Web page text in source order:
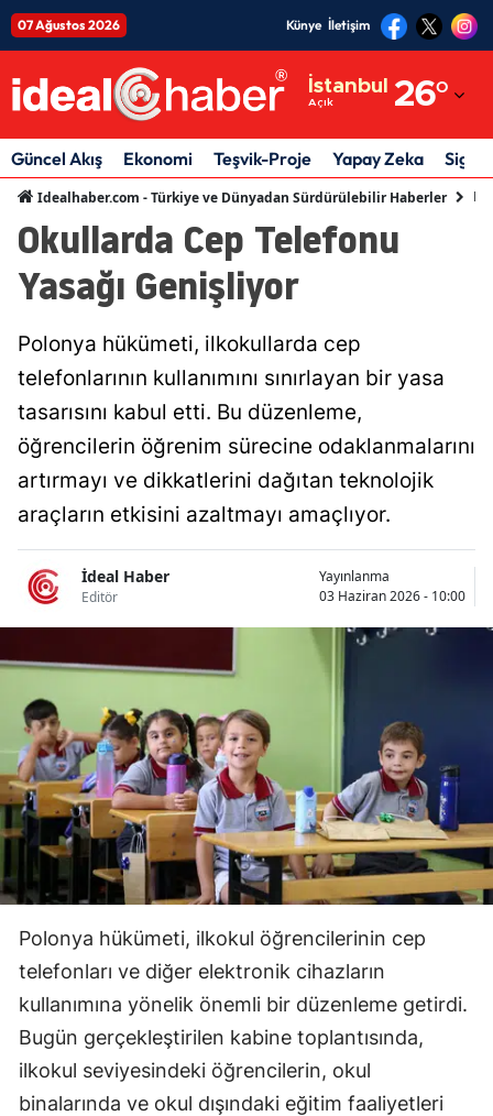
07 Ağustos 2026 Künye İletişim
İstanbul
Açık 26°
Adıyaman
Afyonkarahisar
Ağrı
Amasya
Antalya
Artvin
Aydın
Balıkesir
Bilecik
Bitlis
Bolu
Burdur
Bursa
Çanakkale
Çankırı
Çorum
Diyarbakır
Edirne
Elazığ
Erzincan
Güncel Akış Ekonomi Teşvik-Proje Yapay Zeka
Idealhaber.com - Türkiye ve Dünyadan Sürdürülebilir Haberler
Okullarda Cep Telefonu
Yasağı Genişliyor
Polonya hükümeti, ilkokullarda cep
telefonlarının kullanımını sınırlayan bir yasa
tasarısını kabul etti. Bu düzenleme,
öğrencilerin öğrenim sürecine odaklanmalarını
artırmayı ve dikkatlerini dağıtan teknolojik
araçların etkisini azaltmayı amaçlıyor.
İdeal Haber
Editör
Yayınlanma
03 Haziran 2026 - 10:00
Polonya hükümeti, ilkokul öğrencilerinin cep
telefonları ve diğer elektronik cihazların
kullanımına yönelik önemli bir düzenleme getirdi.
Bugün gerçekleştirilen kabine toplantısında,
ilkokul seviyesindeki öğrencilerin, okul
binalarında ve okul dışındaki eğitim faaliyetleri